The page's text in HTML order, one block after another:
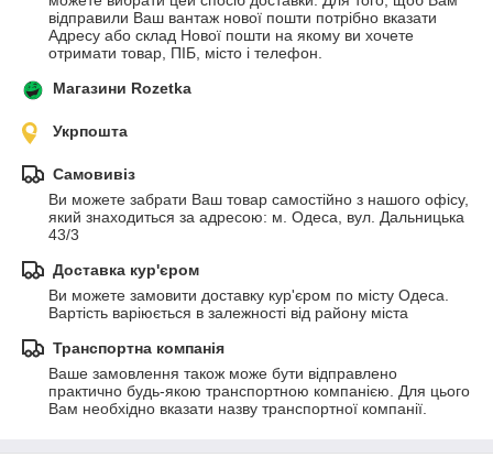
відправили Ваш вантаж нової пошти потрібно вказати
Адресу або склад Нової пошти на якому ви хочете
отримати товар, ПІБ, місто і телефон.
Магазини Rozetka
Укрпошта
Самовивіз
Ви можете забрати Ваш товар самостійно з нашого офісу,
який знаходиться за адресою: м. Одеса, вул. Дальницька
43/3
Доставка кур'єром
Ви можете замовити доставку кур'єром по місту Одеса.
Вартість варіюється в залежності від району міста
Транспортна компанія
Ваше замовлення також може бути відправлено
практично будь-якою транспортною компанією. Для цього
Вам необхідно вказати назву транспортної компанії.